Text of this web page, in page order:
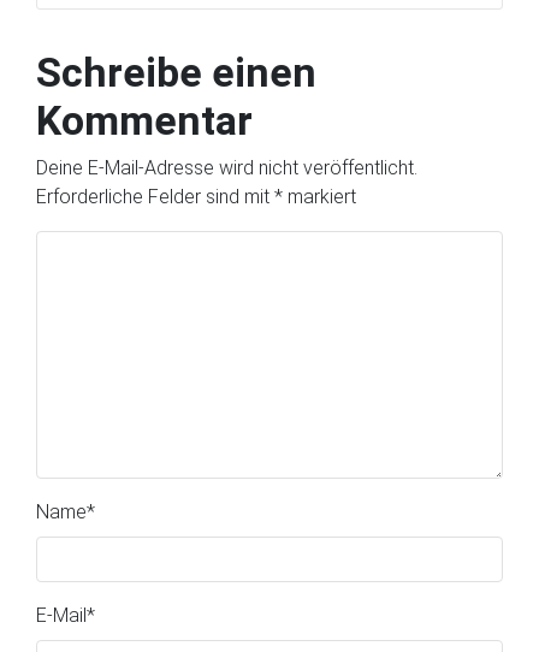
Schreibe einen
Kommentar
Deine E-Mail-Adresse wird nicht veröffentlicht.
Erforderliche Felder sind mit * markiert
Name*
E-Mail *